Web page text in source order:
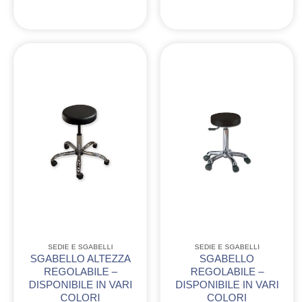
SEDIE E SGABELLI
SGABELLO ALTEZZA
REGOLABILE –
DISPONIBILE IN VARI
COLORI
SEDIE E SGABELLI
SGABELLO
REGOLABILE –
DISPONIBILE IN VARI
COLORI